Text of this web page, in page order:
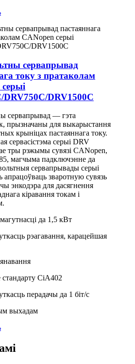
сервапрывад
току з пратаколам
DRV750C/DRV1500C
сервапрывад — гэта
прызначаны для выкарыстання
крыніцах пастаяннага току.
сервасістэма серыі DRV
тры рэжымы сувязі CANopen,
магчыма падключэнне да
сервапрывады серыі
зваротную сувязь
энкодэра для дасягнення
кіравання токам і
да 1,5 кВт
рэагавання, карацейшая
стандарту CiA402
перадачы да 1 біт/с
выхадам